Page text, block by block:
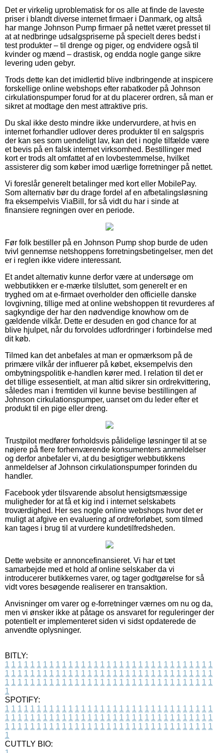
Det er virkelig uproblematisk for os alle at finde de laveste
priser i blandt diverse internet firmaer i Danmark, og altså
har mange Johnson Pump firmaer på nettet været presset til
at at nedbringe udsalgspriserne på specielt deres bedst i
test produkter – til drenge og piger, og endvidere også til
kvinder og mænd – drastisk, og endda nogle gange sikre
levering uden gebyr.
Trods dette kan det imidlertid blive indbringende at inspicere
forskellige online webshops efter rabatkoder på Johnson
cirkulationspumper forud for at du placerer ordren, så man er
sikret at modtage den mest attraktive pris.
Du skal ikke desto mindre ikke undervurdere, at hvis en
internet forhandler udlover deres produkter til en salgspris
der kan ses som uendeligt lav, kan det i nogle tilfælde være
et bevis på en falsk internet virksomhed. Bestillinger med
kort er trods alt omfattet af en lovbestemmelse, hvilket
assisterer dig som køber imod uærlige forretninger på nettet.
Vi foreslår generelt betalinger med kort eller MobilePay.
Som alternativ bør du drage fordel af en afbetalingsløsning
fra eksempelvis ViaBill, for så vidt du har i sinde at
finansiere regningen over en periode.
Før folk bestiller på en Johnson Pump shop burde de uden
tvivl gennemse netshoppens forretningsbetingelser, men det
er i reglen ikke videre interessant.
Et andet alternativ kunne derfor være at undersøge om
webbutikken er e-mærke tilsluttet, som generelt er en
tryghed om at e-firmaet overholder den officielle danske
lovgivning, tillige med at online webshoppen tit revurderes af
sagkyndige der har den nødvendige knowhow om de
gældende vilkår. Dette er desuden en god chance for at
blive hjulpet, når du forvoldes udfordringer i forbindelse med
dit køb.
Tilmed kan det anbefales at man er opmærksom på de
primære vilkår der influerer på købet, eksempelvis den
ombytningspolitik e-handlen kører med. I relation til det er
det tillige essesentielt, at man altid sikrer sin ordrekvittering,
således man i fremtiden vil kunne bevise bestillingen af
Johnson cirkulationspumper, uanset om du leder efter et
produkt til en pige eller dreng.
Trustpilot medfører forholdsvis pålidelige løsninger til at se
nøjere på flere forhenværende konsumenters anmeldelser
og derfor anbefaler vi, at du besigtiger webbutikkens
anmeldelser af Johnson cirkulationspumper forinden du
handler.
Facebook yder tilsvarende absolut hensigtsmæssige
muligheder for at få et kig ind i internet selskabets
troværdighed. Her ses nogle online webshops hvor det er
muligt at afgive en evaluering af ordreforløbet, som tilmed
kan tages i brug til at vurdere kundetilfredsheden.
Dette website er annoncefinansieret. Vi har et tæt
samarbejde med et hold af online selskaber da vi
introducerer butikkernes varer, og tager godtgørelse for så
vidt vores besøgende realiserer en transaktion.
Anvisninger om varer og e-forretninger værnes om nu og da,
men vi ønsker ikke at påtage os ansvaret for reguleringer der
potentielt er implementeret siden vi sidst opdaterede de
anvendte oplysninger.
BITLY:
1 1 1 1 1 1 1 1 1 1 1 1 1 1 1 1 1 1 1 1 1 1 1 1 1 1 1 1 1 1 1 1 1
1 1 1 1 1 1 1 1 1 1 1 1 1 1 1 1 1 1 1 1 1 1 1 1 1 1 1 1 1 1 1 1 1
1 1 1 1 1 1 1 1 1 1 1 1 1 1 1 1 1 1 1 1 1 1 1 1 1 1 1 1 1 1 1 1 1
1
SPOTIFY:
1 1 1 1 1 1 1 1 1 1 1 1 1 1 1 1 1 1 1 1 1 1 1 1 1 1 1 1 1 1 1 1 1
1 1 1 1 1 1 1 1 1 1 1 1 1 1 1 1 1 1 1 1 1 1 1 1 1 1 1 1 1 1 1 1 1
1 1 1 1 1 1 1 1 1 1 1 1 1 1 1 1 1 1 1 1 1 1 1 1 1 1 1 1 1 1 1 1 1
1
CUTTLY BIO: